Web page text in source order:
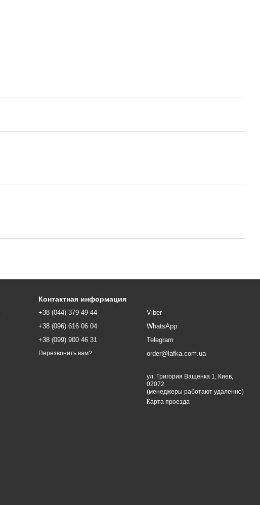
Контактная информация
+38 (044) 379 49 44
+38 (096) 616 06 04
+38 (099) 900 46 31
Перезвонить вам?
Viber
WhatsApp
Telegram
order@lafka.com.ua
ул. Григория Ващенка 1, Киев,
02072
(менеджеры работают удаленно)
Карта проезда